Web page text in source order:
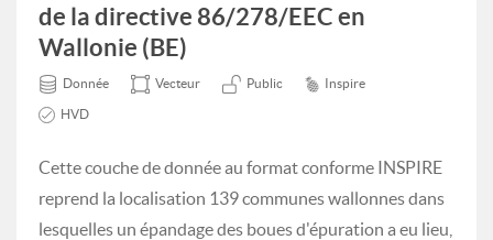
de la directive 86/278/EEC en
Wallonie (BE)
Donnée Vecteur Public Inspire
HVD
Cette couche de donnée au format conforme INSPIRE
reprend la localisation 139 communes wallonnes dans
lesquelles un épandage des boues d'épuration a eu lieu,